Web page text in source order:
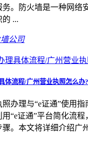
务。防火墙是一种网络
...
公司
体流程/广州营业执照怎么办?
照办理与“e证通”使用
用“e证通”平台简化流
骤。本文将详细介绍广